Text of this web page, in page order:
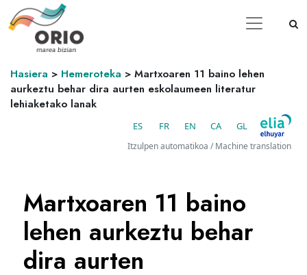
Hasiera > Hemeroteka > Martxoaren 11 baino lehen
aurkeztu behar dira aurten eskolaumeen literatur
lehiaketako lanak
ES FR EN CA GL
Itzulpen automatikoa / Machine translation
Martxoaren 11 baino
lehen aurkeztu behar
dira aurten